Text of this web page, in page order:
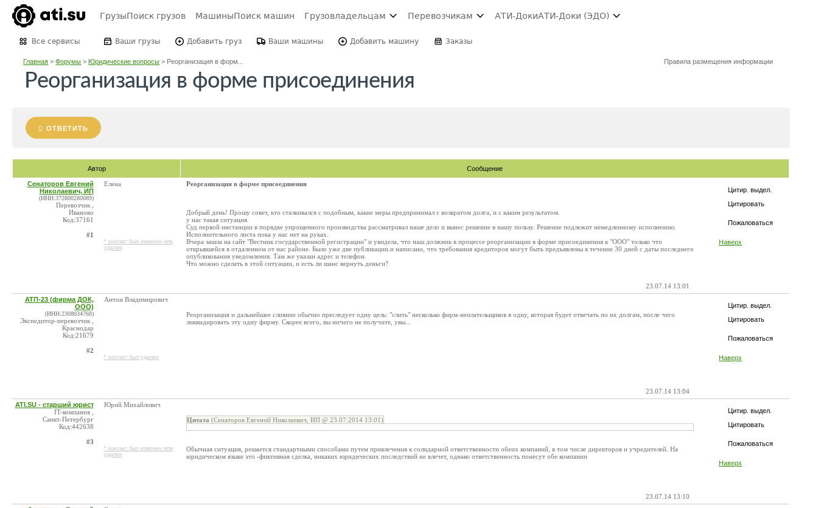
ГрузыПоиск грузов МашиныПоиск машин Грузовладельцам Перевозчикам АТИ-ДокиАТИ-Доки (ЭДО)
Все сервисы Ваши грузы Добавить груз Ваши машины Добавить машину Заказы
Главная >Форумы >Юридические вопросы > Реорганизация в форм... Правила размещения информации
Реорганизация в форме присоединения
ОТВЕТИТЬ
Автор Сообщение
Цитир. выдел.
Цитировать
Пожаловаться
Наверх
Сенаторов Евгений
Николаевич, ИП
(ИНН:372800280089)
Перевозчик ,
Иваново
Код:37161
#1
Елена
* контакт был изменен или
удален
Реорганизация в форме присоединения
Добрый день! Прошу совет, кто сталкивался с подобным, какие меры предпринимал с возвратом долга, и с каким результатом.
у нас такая ситуация.
Суд первой инстанции в порядке упрощенного производства рассматривал наше дело и вынес решение в нашу пользу. Решение подлежит немедленному исполнению.
Исполнительного листа пока у нас нет на руках.
Вчера зашла на сайт "Вестник государственной регистрации" и увидела, что наш должник в процессе реорганизации в форме присоединения к "ООО" только что
открывшейся в отдаленном от нас районе. Было уже две публикации.и написано, что требования кредиторов могут быть предъявлены в течение 30 дней с даты последнего
опубликования уведомления. Там же указан адрес и телефон.
Что можно сделать в этой ситуации, и есть ли шанс вернуть деньги?
23.07.14 13:01
Цитир. выдел.
Цитировать
Пожаловаться
Наверх
АТП-23 (фирма ДОК,
ООО)
(ИНН:2308034768)
Экспедитор-перевозчик ,
Краснодар
Код:21679
#2
Антон Владимирович
* контакт был удален
Реорганизация и дальнейшее слияние обычно преследует одну цель: "слить" несколько фирм-неплательщиков в одну, которая будет отвечать по их долгам, после чего
ликвидировать эту одну фирму. Скорее всего, вы ничего не получите, увы...
23.07.14 13:04
Цитир. выдел.
Цитировать
Пожаловаться
Наверх
ATI.SU - старший юрист
IT-компания ,
Санкт-Петербург
Код:442638
#3
Юрий Михайлович
* контакт был изменен или
удален
Цитата (Сенаторов Евгений Николаевич, ИП @ 23.07.2014 13:01)
Обычная ситуация, решается стандартными способами путем привлечения к солидарной ответственности обеих компаний, в том числе директоров и учредителей. На
юридическом языке это -фиктивная сделка, никаких юридических последствий не влечет, однако ответственность понесут обе компании
23.07.14 13:10